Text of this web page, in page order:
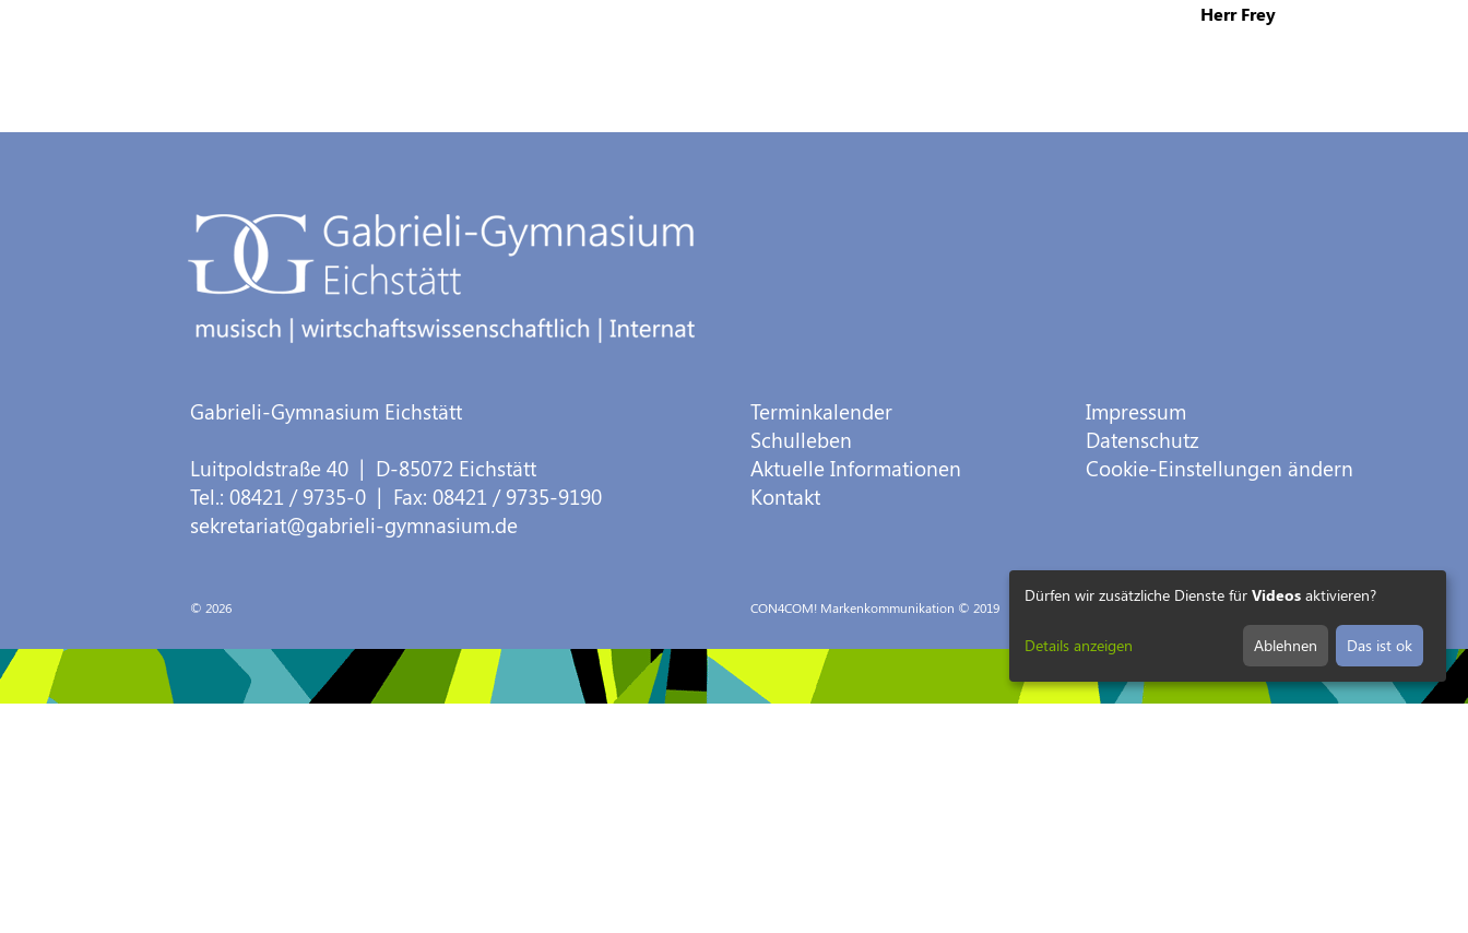
Herr Frey
Gabrieli-Gymnasium Eichstätt
Luitpoldstraße 40 | D-85072 Eichstätt
Tel.:08421 / 9735-0 | Fax:08421 / 9735-9190
sekretariat@gabrieli-gymnasium.de
© 2026
Terminkalender
Schulleben
Aktuelle Informationen
Kontakt
CON4COM! Markenkommunikation © 2019
Impressum
Datenschutz
Cookie-Einstellungen ändern
Dürfen wir zusätzliche Dienste für Videos aktivieren?
Details anzeigen Ablehnen Das ist ok